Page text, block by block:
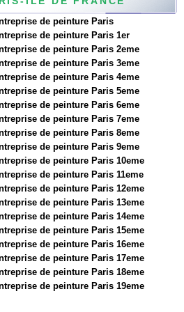
de peinture Paris
de peinture Paris 1er
de peinture Paris 2eme
de peinture Paris 3eme
de peinture Paris 4eme
de peinture Paris 5eme
de peinture Paris 6eme
de peinture Paris 7eme
de peinture Paris 8eme
de peinture Paris 9eme
de peinture Paris 10eme
de peinture Paris 11eme
de peinture Paris 12eme
de peinture Paris 13eme
de peinture Paris 14eme
de peinture Paris 15eme
de peinture Paris 16eme
de peinture Paris 17eme
de peinture Paris 18eme
de peinture Paris 19eme